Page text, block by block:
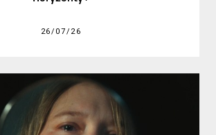
26/07/26